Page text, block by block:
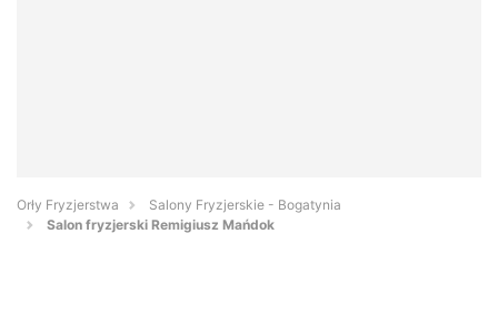
Orły Fryzjerstwa
Salony Fryzjerskie - Bogatynia
Salon fryzjerski Remigiusz Mańdok